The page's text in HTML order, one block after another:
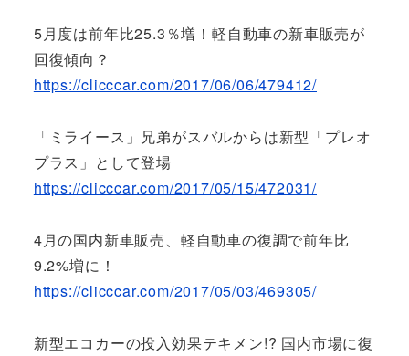
5月度は前年比25.3％増！軽自動車の新車販売が
回復傾向？
https://clicccar.com/2017/06/06/479412/
「ミライース」兄弟がスバルからは新型「プレオ
プラス」として登場
https://clicccar.com/2017/05/15/472031/
4月の国内新車販売、軽自動車の復調で前年比
9.2%増に！
https://clicccar.com/2017/05/03/469305/
新型エコカーの投入効果テキメン!? 国内市場に復